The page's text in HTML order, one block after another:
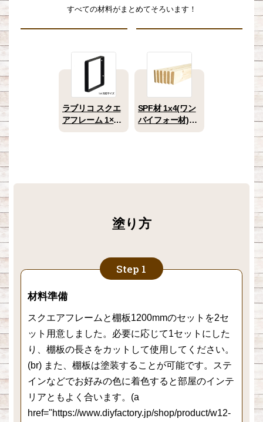
すべての材料がまとめてそろいます！
ラブリコ スクエ
アフレーム 1×4
2×4用 1個入
SPF材 1x4(ワン
バイフォー材)
1200mm 1本
塗り方
材料準備
スクエアフレームと棚板1200mmのセットを2セ
ット用意しました。必要に応じて1セットにした
り、棚板の長さをカットして使用してください。
(br) また、棚板は塗装することが可能です。ステ
インなどでお好みの色に着色すると部屋のインテ
リアともよく合います。(a
href="https://www.diyfactory.jp/shop/product/w12-